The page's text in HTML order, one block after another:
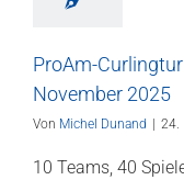
ProAm-
November 2025
Von Michel Dunand 24.
10 Teams, 40